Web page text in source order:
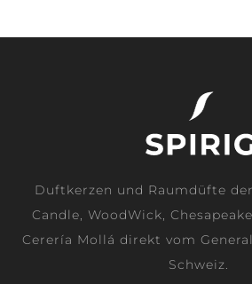
Duftkerzen und Raumdüfte
Candle, WoodWick,
Cerería Mollá direkt vom
Schweiz.